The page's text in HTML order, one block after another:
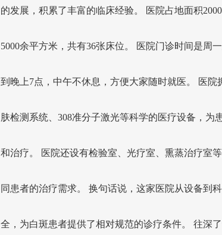
的发展，积累了丰富的临床经验。 医院占地面积
5000余平方米，共有36张床位。 医院门诊时间是周
到晚上7点，中午不休息，方便大家随时就医。 医院
肤检测系统、308准分子激光等科学的医疗设备，为
和治疗。 医院还设有检验室、光疗室、熏蒸治疗室
同患者的治疗需求。 换句话说，这家医院从设备到
全，为白斑患者提供了相对规范的诊疗条件。 往深